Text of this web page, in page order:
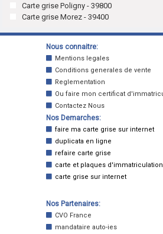
Carte grise Poligny - 39800
Carte grise Morez - 39400
Nous connaitre:
Mentions legales
Conditions generales de vente
Reglementation
Ou faire mon certificat
Contactez Nous
Nos Demarches:
faire ma carte grise sur internet
duplicata en ligne
refaire carte grise
carte et plaques
carte grise sur internet
Nos Partenaires:
CVO France
mandataire auto-ies